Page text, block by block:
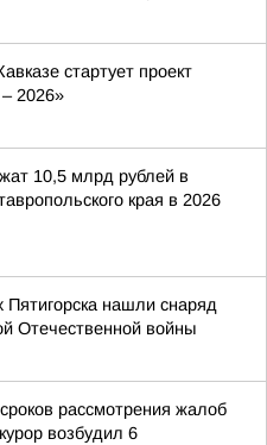
стартует проект
2026»
10,5 млрд рублей в
края в 2026
Пятигорска нашли снаряд
Отечественной войны
рассмотрения жалоб
возбудил 6